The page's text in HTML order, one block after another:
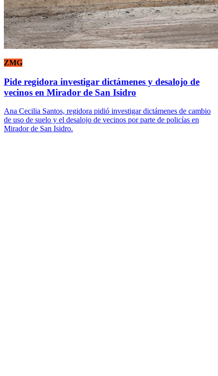
ZMG
Pide regidora investigar dictámenes y desalojo de
vecinos en Mirador de San Isidro
Ana Cecilia Santos, regidora pidió investigar dictámenes de cambio
de uso de suelo y el desalojo de vecinos por parte de policías en
Mirador de San Isidro.